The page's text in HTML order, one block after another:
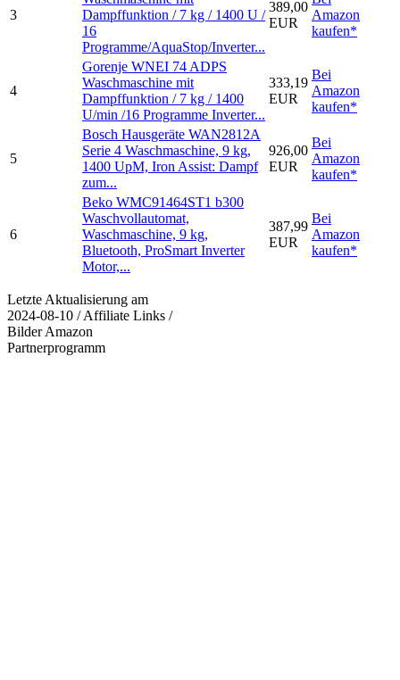
3
Dampffunktion / 7 kg / 1400 U /
16
Programme/AquaStop/Inverter...
389,00
EUR
Amazon
kaufen*
4
Gorenje WNEI 74 ADPS
Waschmaschine mit
Dampffunktion / 7 kg / 1400
U/min /16 Programme Inverter...
333,19
EUR
Bei
Amazon
kaufen*
5
Bosch Hausgeräte WAN2812A
Serie 4 Waschmaschine, 9 kg,
1400 UpM, Iron Assist: Dampf
zum...
926,00
EUR
Bei
Amazon
kaufen*
6
Beko WMC91464ST1 b300
Waschvollautomat,
Waschmaschine, 9 kg,
Bluetooth, ProSmart Inverter
Motor,...
387,99
EUR
Bei
Amazon
kaufen*
Letzte Aktualisierung am
2024-08-10 / Affiliate Links /
Bilder Amazon
Partnerprogramm